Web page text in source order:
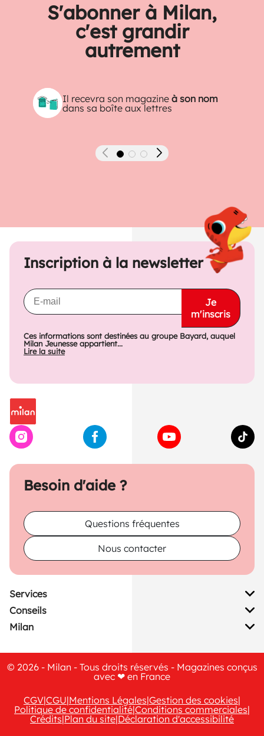
S'abonner à Milan,
c'est grandir
autrement
Il recevra son magazineà son nom
dans sa boîte aux lettres
Précédent Suivant
Besoin d'aide ?
Questions fréquentes
Nous contacter
Inscription à la newsletter
Je
m'inscris
Ces informations sont destinées au groupe Bayard, auquel
Milan Jeunesse appartient...
Lire la suite
Services
Conseils
Milan
© 2026 - Milan - Tous droits réservés - Magazines conçus
avec ❤ en France
CGV|CGU|Mentions Légales|Gestion des cookies|
Politique de confidentialité|Conditions commerciales|
Crédits|Plan du site|Déclaration d'accessibilité